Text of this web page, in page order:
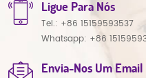
Ligue Para Nós
Tel.: +86 15159593537
Whatsapp: +86
Envia-Nos Um Email